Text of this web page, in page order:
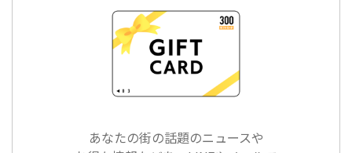
あなたの街の話題のニュースや